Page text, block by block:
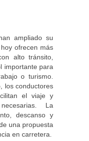
ampliado su
ofrecen más
alto tránsito,
importante para
o turismo.
los conductores
el viaje y
La
descanso y
una propuesta
en carretera.